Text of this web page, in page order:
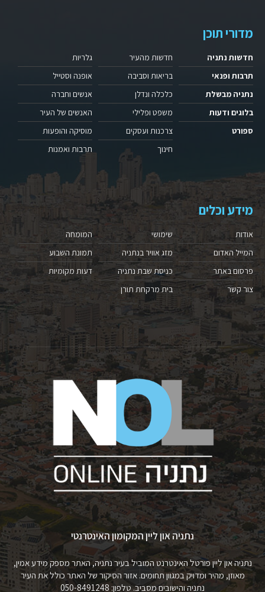
מדורי תוכן
חדשות נתניה
תרבות ופנאי
נתניה מבשלת
בלוגים ודעות
ספורט
חדשות מהעיר
בריאות וסביבה
כלכלה ונדלן
משפט ופלילי
צרכנות ועסקים
חינוך
גלריות
אופנה וסטייל
אנשים וחברה
האנשים של העיר
מוסיקה והופעות
תרבות ואמנות
מידע וכלים
אודות
המייל האדום
פרסום באתר
צור קשר
שימושי
מזג אוויר בנתניה
כניסת שבת נתניה
בית מרקחת תורן
המומחה
תמונת השבוע
דעות מקומיות
נתניה און ליין המקומון האינטרנטי
נתניה און ליין פורטל האינטרנט המוביל בעיר נתניה, האתר מספק מידע אמין,
מאוזן, מהיר ומדויק במגוון תחומים. אזור הסיקור של האתר כולל את העיר
נתניה והישובים מסביב. טלפון: 050-8491248